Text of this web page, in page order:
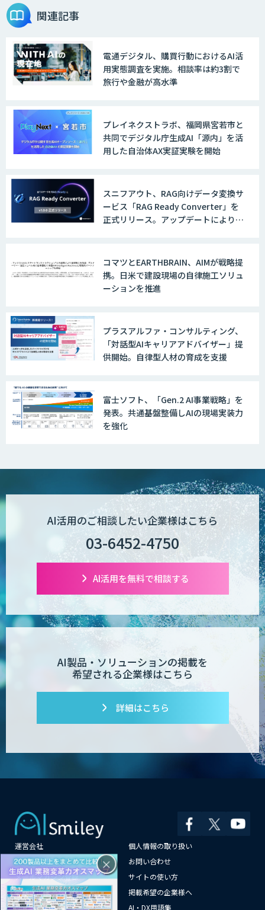
関連記事
電通デジタル、購買行動におけるAI活
用実態調査を実施。相談率は約3割で
旅行や金融が高水準
プレイネクストラボ、福岡県宮若市と
共同でデジタル庁生成AI「源内」を活
用した自治体AX実証実験を開始
スニフアウト、RAG向けデータ変換サ
ービス「RAG Ready Converter」を
正式リリース。アップデートにより変
コマツとEARTHBRAIN、AIMが戦略提
携。日米で建設現場の自律施工ソリュ
ーションを推進
プラスアルファ・コンサルティング、
「対話型AIキャリアアドバイザー」提
供開始。自律型人材の育成を支援
富士ソフト、「Gen.2 AI事業戦略」を
発表。共通基盤整備しAIの現場実装力
を強化
AI活用のご相談したい企業様はこちら
03-6452-4750
AI活用を無料で相談する
AI製品・ソリューションの掲載を
希望される企業様はこちら
詳細はこちら
運営会社
個人情報の取り扱い
よくある質問
お問い合わせ
メールマガジン登録
サイトの使い方
情報提供はこちらから
掲載希望の企業様へ
AI企業一覧
AI・DX用語集
×